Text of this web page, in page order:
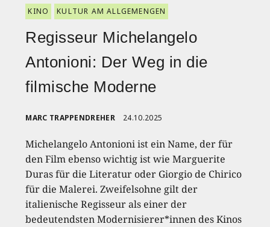
KINO KULTUR AM ALLGEMENGEN
Regisseur Michelangelo
Antonioni: Der Weg in die
filmische Moderne
MARC TRAPPENDREHER 24.10.2025
Michelangelo Antonioni ist ein Name, der für
den Film ebenso wichtig ist wie Marguerite
Duras für die Literatur oder Giorgio de Chirico
für die Malerei. Zweifelsohne gilt der
italienische Regisseur als einer der
bedeutendsten Modernisierer*innen des Kinos